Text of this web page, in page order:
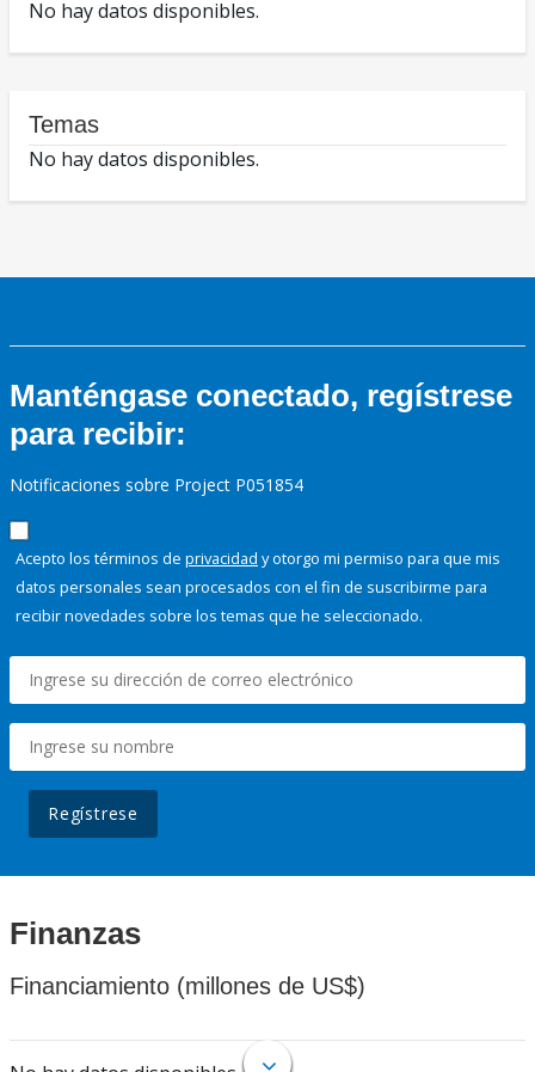
No hay datos disponibles.
Temas
No hay datos disponibles.
Manténgase conectado, regístrese
para recibir:
Notificaciones sobre Project P051854
Acepto los términos de privacidad y otorgo mi permiso para que mis
datos personales sean procesados con el fin de suscribirme para
recibir novedades sobre los temas que he seleccionado.
Regístrese
Finanzas
Financiamiento (millones de US$)